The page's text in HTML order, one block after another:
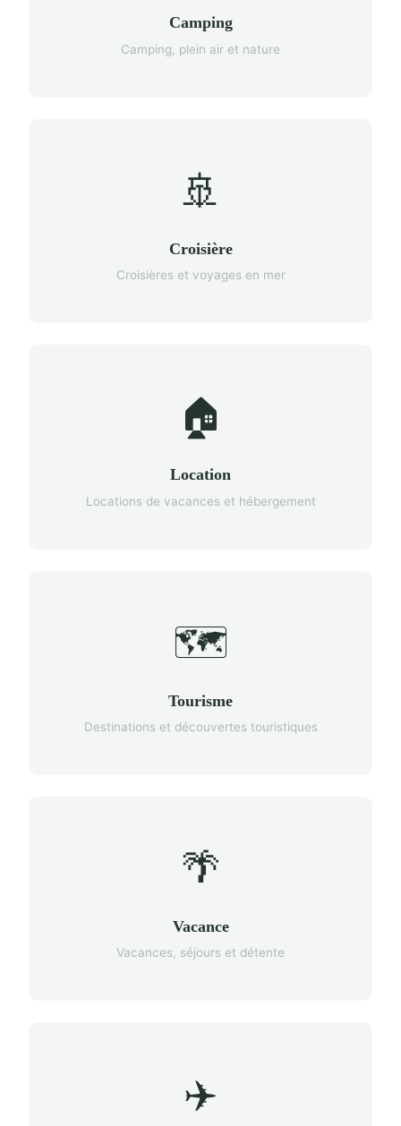
Camping
Camping, plein air et nature
🚢
Croisière
Croisières et voyages en mer
🏠
Location
Locations de vacances et hébergement
🗺️
Tourisme
Destinations et découvertes touristiques
🌴
Vacance
Vacances, séjours et détente
✈️